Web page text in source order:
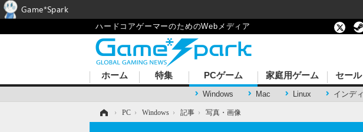
ハードコアゲーマーのためのWebメディア
ホーム 特集 PCゲーム
Windows Mac Linux インデ
家庭用ゲーム セー
› PC › Windows › 記事 › 写真・画像
Game*Spark